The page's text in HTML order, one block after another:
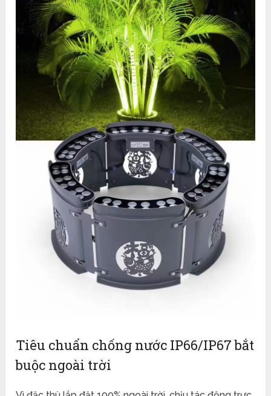
Tiêu chuẩn chống nước IP66/IP67 bắt
buộc ngoài trời